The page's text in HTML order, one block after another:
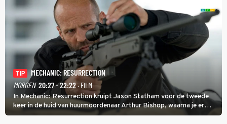
TIP
MECHANIC: RESURRECTION
MORGEN 20:27 - 22:22· FILM
In Mechanic: Resurrection kruipt Jason Statham voor de tweede
keer in de huid van huurmoordenaar Arthur Bishop, waarna je er
donder op kunt zeggen dat er van Bishops geplande pensioen niet